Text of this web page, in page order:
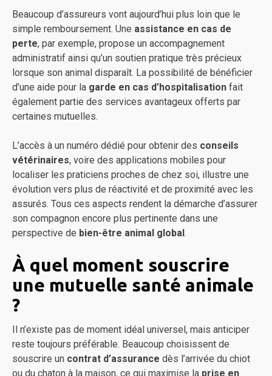
Beaucoup d’assureurs vont aujourd’hui plus loin que le
simple remboursement. Une assistance en cas de
perte, par exemple, propose un accompagnement
administratif ainsi qu’un soutien pratique très précieux
lorsque son animal disparaît. La possibilité de bénéficier
d’une aide pour la garde en cas d’hospitalisation fait
également partie des services avantageux offerts par
certaines mutuelles.
L’accès à un numéro dédié pour obtenir des conseils
vétérinaires, voire des applications mobiles pour
localiser les praticiens proches de chez soi, illustre une
évolution vers plus de réactivité et de proximité avec les
assurés. Tous ces aspects rendent la démarche d’assurer
son compagnon encore plus pertinente dans une
perspective de bien-être animal global.
À quel moment souscrire
une mutuelle santé animale
?
Il n’existe pas de moment idéal universel, mais anticiper
reste toujours préférable. Beaucoup choisissent de
souscrire un contrat d’assurance dès l’arrivée du chiot
ou du chaton à la maison, ce qui maximise la prise en